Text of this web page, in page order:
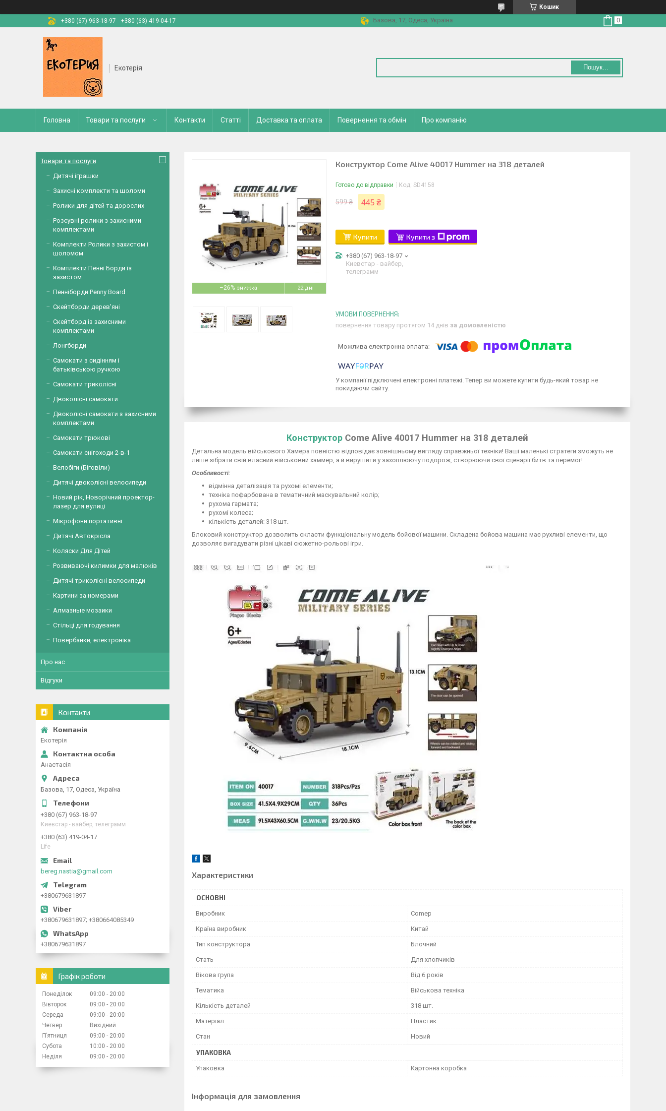
Кошик
+380 (67) 963-18-97
+380 (63) 419-04-17 Базова, 17, Одеса, Україна
Екотерія Пошук...
Головна Товари та послуги Контакти Статті Доставка та оплата Повернення та обмін Про компанію
–26% 22 дні
Конструктор Come Alive 40017 Hummer на 318 деталей
Готово до відправки Код: SD4158
599 ₴ 445 ₴
Купити Купити з
+380 (67) 963-18-97
Киевстар - вайбер,
телеграмм
повернення товару протягом 14 днів за домовленістю
У компанії підключені електронні платежі. Тепер ви можете купити будь-який товар не
покидаючи сайту.
Конструктор Come Alive 40017 Hummer на 318 деталей
Детальна модель військового Хамера повністю відповідає зовнішньому вигляду справжньої техніки! Ваші маленькі стратеги зможуть не
лише зібрати свій власний військовий хаммер, а й вирушити у захоплюючу подорож, створюючи свої сценарії битв та перемог!
Особливості:
відмінна деталізація та рухомі елементи;
техніка пофарбована в тематичний маскувальний колір;
рухома гармата;
рухомі колеса;
кількість деталей: 318 шт.
Блоковий конструктор дозволить скласти функціональну модель бойової машини. Складена бойова машина має рухливі елементи, що
дозволяє вигадувати різні цікаві сюжетно-рольові ігри.
Характеристики
ОСНОВНІ
Виробник Comep
Країна виробник Китай
Тип конструктора Блочний
Стать Для хлопчиків
Вікова група Від 6 років
Тематика Військова техніка
Кількість деталей 318 шт.
Матеріал Пластик
Стан Новий
УПАКОВКА
Упаковка Картонна коробка
Інформація для замовлення
Товари та послуги
Дитячі іграшки
Захисні комплекти та шоломи
Ролики для дітей та дорослих
Розсувні ролики з захисними
комплектами
Комплекти Ролики з захистом і
шоломом
Комплекти Пенні Борди із
захистом
Пенніборди Penny Board
Скейтборди дерев'яні
Скейтборд із захисними
комплектами
Лонгборди
Самокати з сидінням і
батьківською ручкою
Самокати триколісні
Двоколісні самокати
Двоколісні самокати з захисними
комплектами
Самокати трюкові
Самокати снігоходи 2-в-1
Велобіги (Біговіли)
Дитячі двоколісні велосипеди
Новий рік, Новорічний проектор-
лазер для вулиці
Мікрофони портативні
Дитячі Автокрісла
Коляски Для Дітей
Розвиваючі килимки для малюків
Дитячі триколісні велосипеди
Картини за номерами
Алмазные мозаики
Стільці для годування
Повербанки, електроніка
Про нас
Відгуки
Контакти
Екотерія
Анастасія
Базова, 17, Одеса, Україна
+380 (67) 963-18-97
Киевстар - вайбер, телеграмм
+380 (63) 419-04-17
Life
bereg.nastia@gmail.com
+380679631897
+380679631897; +380664085349
+380679631897
Графік роботи
Понеділок 09:00
20:00
Вівторок
09:00
20:00
Середа
09:00
20:00
Четвер
Вихідний
Пʼятниця
09:00
20:00
Субота
10:00
20:00
Неділя
09:00 20:00